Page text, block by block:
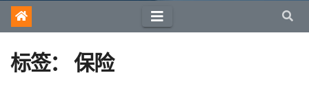
标签： 保险